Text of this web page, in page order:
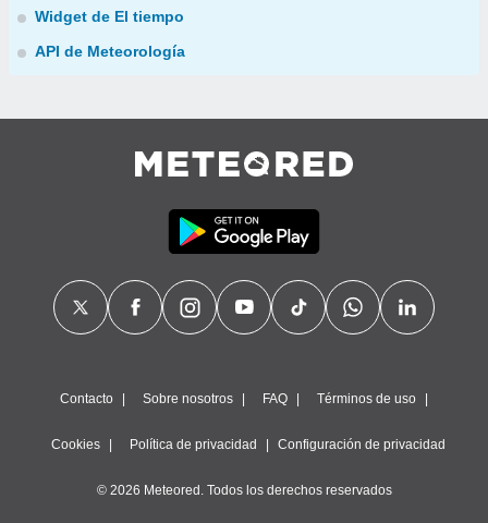
Widget de El tiempo
API de Meteorología
Contacto Sobre nosotros FAQ Términos de uso
Cookies Política de privacidad Configuración de privacidad
© 2026 Meteored. Todos los derechos reservados